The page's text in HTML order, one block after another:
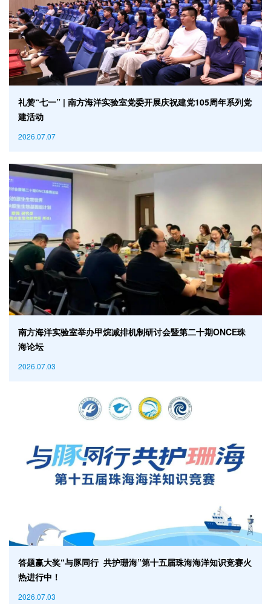
礼赞“七一” | 南方海洋实验室党委开展庆祝建党105周年系列党
建活动
2026.07.07
南方海洋实验室举办甲烷减排机制研讨会暨第二十期ONCE珠
海论坛
2026.07.03
答题赢大奖“与豚同行 共护珊海”第十五届珠海海洋知识竞赛火
热进行中！
2026.07.03